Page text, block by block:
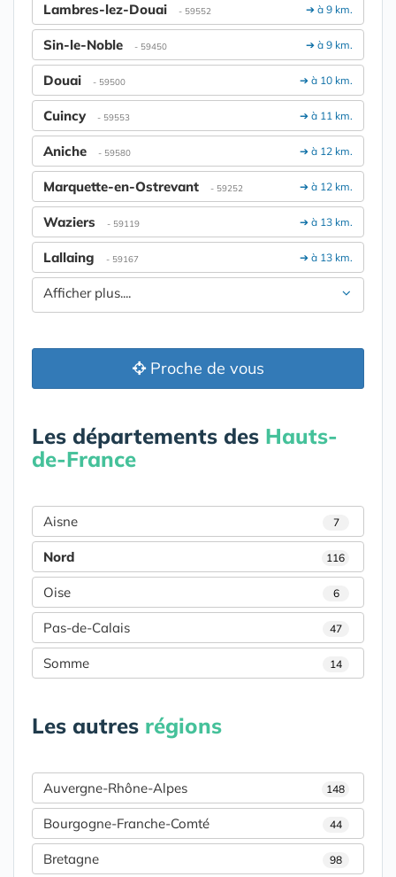
➔ à 9 km.
Lambres-lez-Douai - 59552
➔ à 9 km.
Sin-le-Noble - 59450
➔ à 10 km.
Douai - 59500
➔ à 11 km.
Cuincy - 59553
➔ à 12 km.
Aniche - 59580
➔ à 12 km.
Marquette-en-Ostrevant - 59252
➔ à 13 km.
Waziers - 59119
➔ à 13 km.
Lallaing - 59167
Afficher plus....
Proche de vous
Les départements des Hauts-
de-France
Aisne 7
Nord 116
Oise 6
Pas-de-Calais 47
Somme 14
Les autres régions
Auvergne-Rhône-Alpes 148
Bourgogne-Franche-Comté 44
Bretagne 98